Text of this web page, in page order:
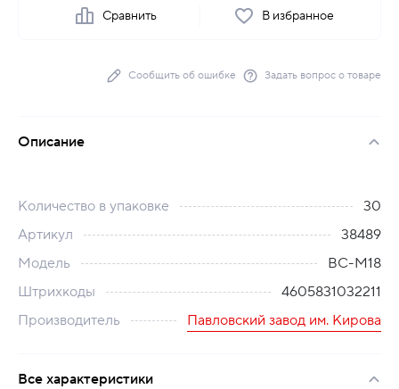
Сравнить В избранное
Сообщить об ошибке Задать вопрос о товаре
Описание
Количество в упаковке
30
Артикул
38489
Модель
ВС-М18
Штрихкоды
4605831032211
Производитель
Павловский завод им. Кирова
Все характеристики